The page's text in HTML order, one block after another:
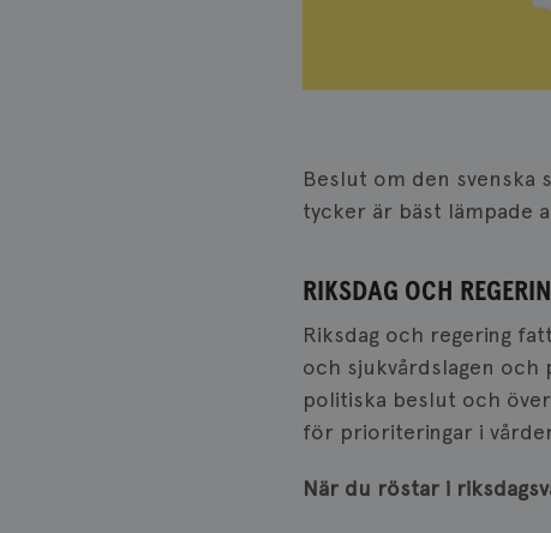
Beslut om den svenska
tycker är bäst lämpade
RIKSDAG OCH
Riksdag och regering
och sjukvårdslagen
politiska beslut och
för prioriteringar i
När du röstar i